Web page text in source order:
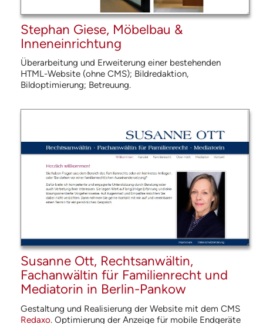
Stephan Giese, Möbelbau &
Inneneinrichtung
Überarbeitung und Erweiterung einer bestehenden
HTML-Website (ohne CMS); Bildredaktion,
Bildoptimierung; Betreuung.
Susanne Ott, Rechtsanwältin,
Fachanwältin für Familienrecht und
Mediatorin in Berlin-Pankow
Gestaltung und Realisierung der Website mit dem CMS
Redaxo. Optimierung der Anzeige für mobile Endgeräte